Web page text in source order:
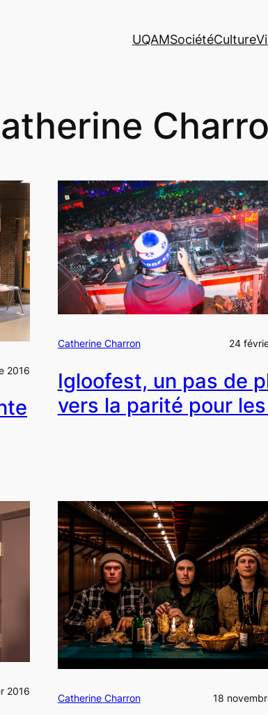
UQAMSociétéCulture
2016
Catherine Charron 24
Igloofest, un pas de
vers la parité pour
2016
Catherine Charron 18